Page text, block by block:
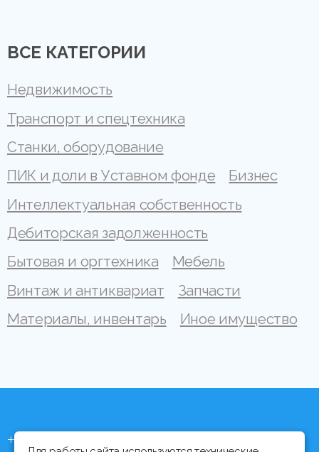
ВСЕ КАТЕГОРИИ
Недвижимость
Транспорт и спецтехника
Станки, оборудование
ПИК и доли в Уставном фонде
Бизнес
Интеллектуальная собственность
Дебиторская задолженность
Бытовая и оргтехника
Мебель
Винтаж и антиквариат
Запчасти
Материалы, инвентарь
Иное имущество
+375 (44) 704 92 06